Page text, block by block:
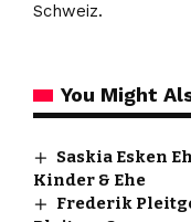
Schweiz.
You Might
Saskia Esken
Kinder & Ehe
Frederik